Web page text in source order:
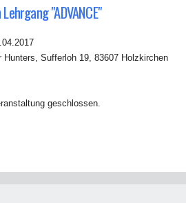
"ADVANCE"
Hunters, Sufferloh 19, 83607 Holzkirchen
geschlossen.